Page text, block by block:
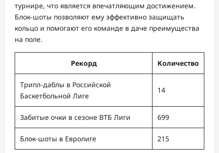
турнире, что является впечатляющим достижением.
Блок-шоты позволяют ему эффективно защищать
кольцо и помогают его команде в даче преимущества
на поле.
Рекорд Количество
Трипл-даблы в Российской
Баскетбольной Лиге
14
Забитые очки в сезоне ВТБ Лиги 699
Блок-шоты в Евролиге 215